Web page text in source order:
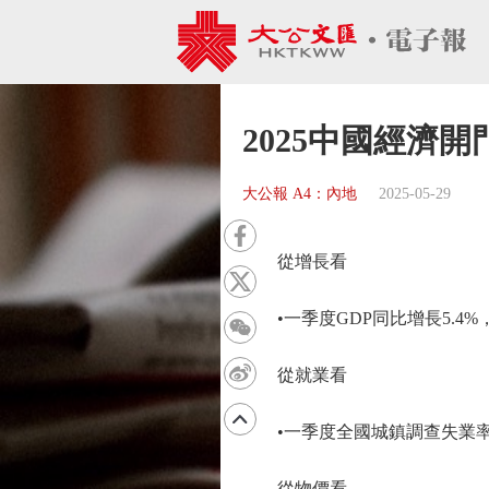
2025中國經濟開
大公報 A4：內地 2025-05-29
從增長看
•一季度GDP同比增長5.4%，
從就業看
•一季度全國城鎮調查失業率